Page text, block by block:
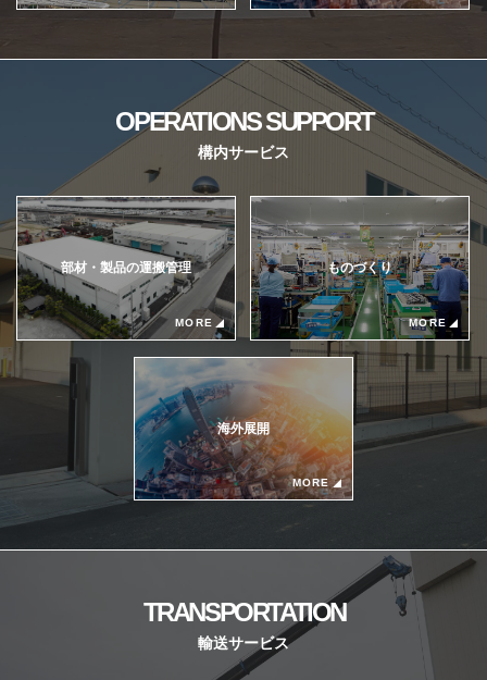
OPERATIONS SUPPORT
構内サービス
部材・製品の運搬管理
MORE
ものづくり
MORE
海外展開
MORE
TRANSPORTATION
輸送サービス